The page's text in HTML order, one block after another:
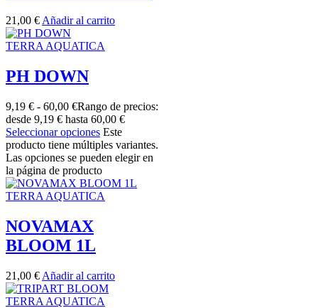
21,00 € Añadir al carrito
TERRA AQUATICA
PH DOWN
9,19 € - 60,00 €Rango de precios:
desde 9,19 € hasta 60,00 €
Seleccionar opciones Este
producto tiene múltiples variantes.
Las opciones se pueden elegir en
la página de producto
TERRA AQUATICA
NOVAMAX
BLOOM 1L
21,00 € Añadir al carrito
TERRA AQUATICA